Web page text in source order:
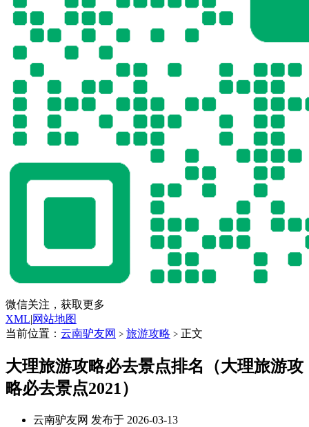
微信关注，获取更多
XML|网站地图
当前位置： 云南驴友网 > 旅游攻略 > 正文
大理旅游攻略必去景点排名（大理旅游攻
略必去景点2021）
云南驴友网 发布于 2026-03-13